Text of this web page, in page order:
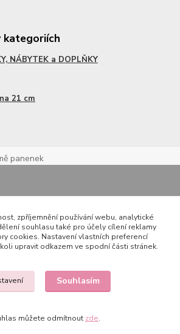
kategoriích
NÁBYTEK a DOPLŇKY
21 cm
panenek
zpříjemnění používání webu, analytické
souhlasu také pro účely cílení reklamy
cookies. Nastavení vlastních preferencí
upravit odkazem ve spodní části stránek.
Souhlasím
můžete odmítnout zde.